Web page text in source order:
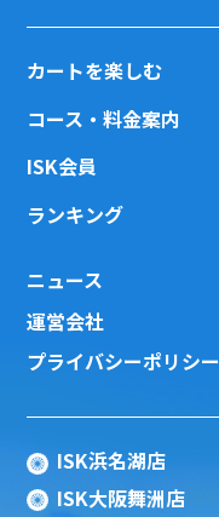
カートを楽しむ
コース・料金案内
ISK会員
ランキング
ニュース
運営会社
プライバシーポリシー
ISK浜名湖店
ISK大阪舞洲店